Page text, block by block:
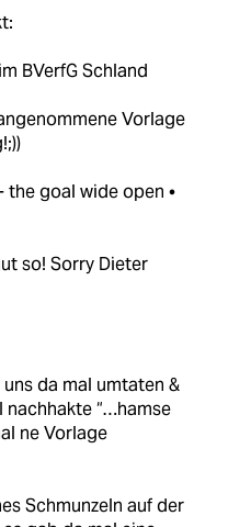
BVerfG Schland
Vorlage
the goal wide open •
so! Sorry Dieter
da mal umtaten &
nachhakte “…hamse
ne Vorlage
Schmunzeln auf der